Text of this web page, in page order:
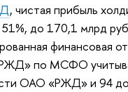
, чистая прибыль
51%, до 170,1 млрд
финансовая
по МСФО
ОАО «РЖД» и 94